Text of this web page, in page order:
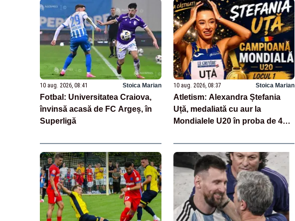
10 aug. 2026, 08:41 Stoica Marian
Fotbal: Universitatea Craiova,
învinsă acasă de FC Argeș, în
Superligă
10 aug. 2026, 08:37 Stoica Marian
Atletism: Alexandra Ștefania
Uță, medaliată cu aur la
Mondialele U20 în proba de 400